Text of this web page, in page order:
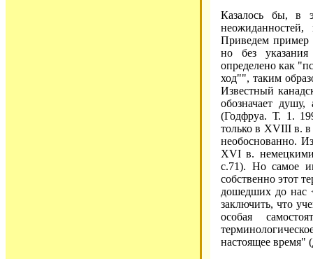
Казалось бы, в
Приведем пример
но без
определено как
ход"", таким
Известный
обозначает
(Годфруа. Т. 1.
только в XVIII в.
необоснованно.
XVI в.
с.71). Но самое
собственно этот
дошедших до нас
заключить, что
особая
настоящее время"